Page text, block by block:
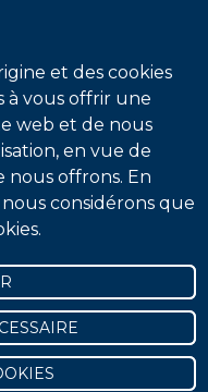
et des cookies
à vous offrir une
web et de nous
en vue de
nous offrons. En
considérons que